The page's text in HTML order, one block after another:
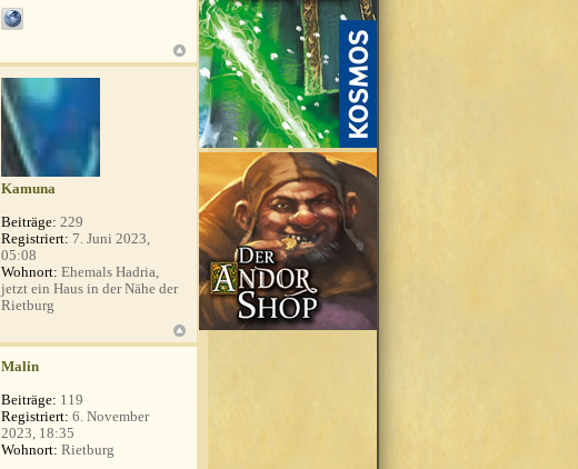
Kamuna
Beiträge: 229
Registriert: 7. Juni 2023,
05:08
Wohnort: Ehemals Hadria,
jetzt ein Haus in der Nähe der
Rietburg
Malin
Beiträge: 119
Registriert: 6. November
2023, 18:35
Wohnort: Rietburg